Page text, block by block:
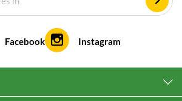
Facebook Instagram